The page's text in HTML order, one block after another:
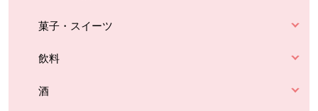
菓子・スイーツ
飲料
酒